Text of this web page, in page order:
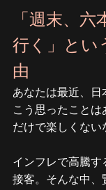
「週末、
行く」とい
由
あなたは最近、日
こう思ったこと
だけで楽しくない
インフレで高騰す
接客。そんな中、